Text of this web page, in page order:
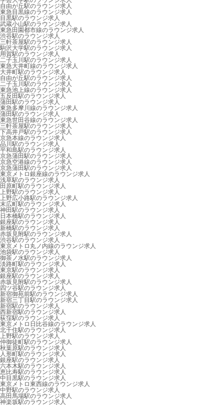
自由が丘駅のラウンジ求人
東急目黒線のラウンジ求人
目黒駅のラウンジ求人
武蔵小山駅のラウンジ求人
東急田園都市線のラウンジ求人
渋谷駅のラウンジ求人
三軒茶屋駅のラウンジ求人
駒沢大学駅のラウンジ求人
用賀駅のラウンジ求人
二子玉川駅のラウンジ求人
東急大井町線のラウンジ求人
大井町駅のラウンジ求人
自由が丘駅のラウンジ求人
二子玉川駅のラウンジ求人
東急池上線のラウンジ求人
五反田駅のラウンジ求人
蒲田駅のラウンジ求人
東急多摩川線のラウンジ求人
蒲田駅のラウンジ求人
東急世田谷線のラウンジ求人
三軒茶屋駅のラウンジ求人
下高井戸駅のラウンジ求人
京急本線のラウンジ求人
品川駅のラウンジ求人
平和島駅のラウンジ求人
京急蒲田駅のラウンジ求人
京急空港線のラウンジ求人
京急蒲田駅のラウンジ求人
東京メトロ銀座線のラウンジ求人
浅草駅のラウンジ求人
田原町駅のラウンジ求人
上野駅のラウンジ求人
上野広小路駅のラウンジ求人
末広町駅のラウンジ求人
神田駅のラウンジ求人
日本橋駅のラウンジ求人
銀座駅のラウンジ求人
新橋駅のラウンジ求人
赤坂見附駅のラウンジ求人
渋谷駅のラウンジ求人
東京メトロ丸ノ内線のラウンジ求人
池袋駅のラウンジ求人
御茶ノ水駅のラウンジ求人
淡路町駅のラウンジ求人
東京駅のラウンジ求人
銀座駅のラウンジ求人
赤坂見附駅のラウンジ求人
四ツ谷駅のラウンジ求人
新宿御苑前駅のラウンジ求人
新宿三丁目駅のラウンジ求人
新宿駅のラウンジ求人
西新宿駅のラウンジ求人
荻窪駅のラウンジ求人
東京メトロ日比谷線のラウンジ求人
北千住駅のラウンジ求人
上野駅のラウンジ求人
仲御徒町駅のラウンジ求人
秋葉原駅のラウンジ求人
人形町駅のラウンジ求人
銀座駅のラウンジ求人
六本木駅のラウンジ求人
恵比寿駅のラウンジ求人
中目黒駅のラウンジ求人
東京メトロ東西線のラウンジ求人
中野駅のラウンジ求人
高田馬場駅のラウンジ求人
神楽坂駅のラウンジ求人